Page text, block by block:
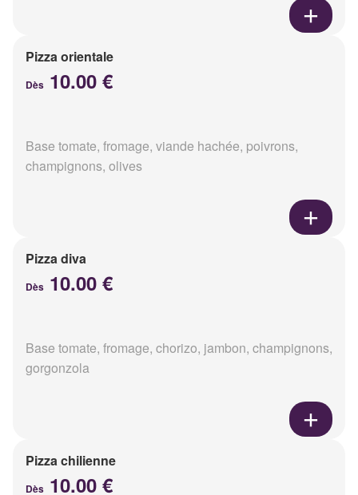
Pizza orientale
Dès 10.00 €
Base tomate, fromage, viande hachée, poivrons,
champignons, olives
Pizza diva
Dès 10.00 €
Base tomate, fromage, chorizo, jambon, champignons,
gorgonzola
Pizza chilienne
Dès 10.00 €